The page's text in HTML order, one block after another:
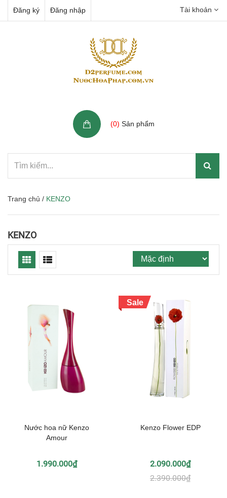
Đăng ký Đăng nhập Tài khoản
(0) Sản phẩm
Trang chủ / KENZO
KENZO
Nước hoa nữ Kenzo
Amour
1.990.000₫
Sale
Kenzo Flower EDP
2.090.000₫
2.390.000₫